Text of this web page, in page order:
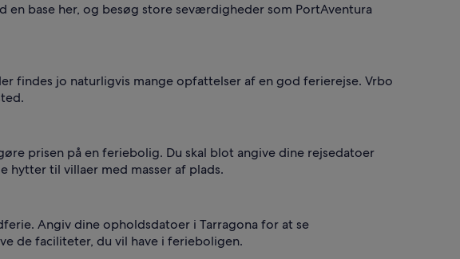
base her, og besøg store seværdigheder som PortAventura
findes jo naturligvis mange opfattelser af en god ferierejse. Vrbo
prisen på en feriebolig. Du skal blot angive dine rejsedatoer
til villaer med masser af plads.
Angiv dine opholdsdatoer i Tarragona for at se
de faciliteter, du vil have i ferieboligen.